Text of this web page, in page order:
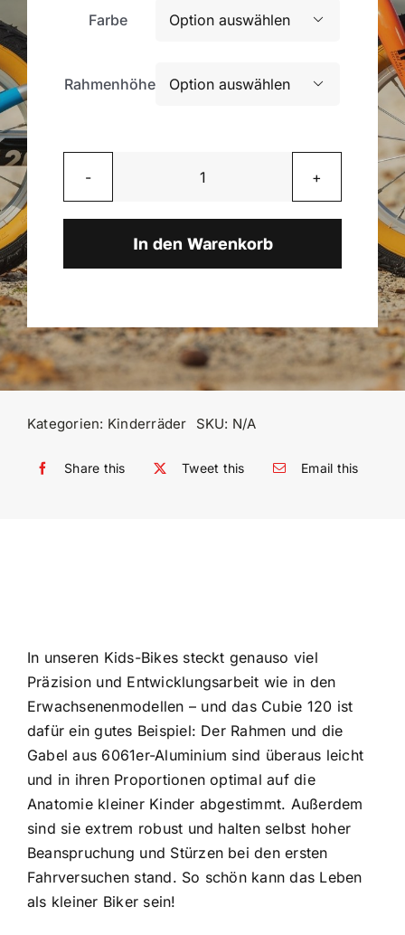
Farbe 
Rahmenhöhe 
Cube
260
In den Warenkorb
Kategorien: Kinderräder SKU: N/A
Share this Tweet this Email this
In unseren Kids-Bikes steckt genauso viel
Präzision und Entwicklungsarbeit wie in den
Erwachsenenmodellen – und das Cubie 120 ist
dafür ein gutes Beispiel: Der Rahmen und die
Gabel aus 6061er-Aluminium sind überaus leicht
und in ihren Proportionen optimal auf die
Anatomie kleiner Kinder abgestimmt. Außerdem
sind sie extrem robust und halten selbst hoher
Beanspruchung und Stürzen bei den ersten
Fahrversuchen stand. So schön kann das Leben
als kleiner Biker sein!